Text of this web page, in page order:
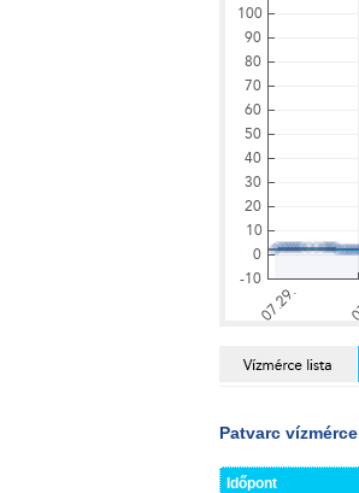
Patvarc vízmérce
Időpont